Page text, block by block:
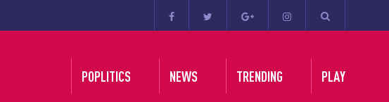
POPLITICS NEWS TRENDING PLAY